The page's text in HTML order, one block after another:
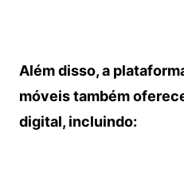
Além disso, a
móveis também
digital, incluindo: